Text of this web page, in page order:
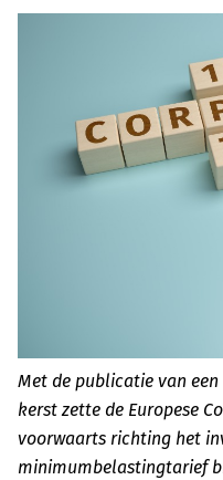
Met de publicatie van
kerst zette de Europese
voorwaarts richting het
minimumbelastingtarief